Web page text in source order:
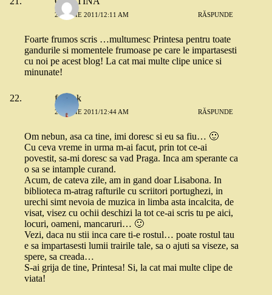
20 IULIE 2011/12:11 AM RĂSPUNDE
Foarte frumos scris …multumesc Printesa pentru toate
gandurile si momentele frumoase pe care le impartasesti
cu noi pe acest blog! La cat mai multe clipe unice si
minunate!
frmshk
20 IULIE 2011/12:44 AM RĂSPUNDE
Om nebun, asa ca tine, imi doresc si eu sa fiu… 🙂
Cu ceva vreme in urma m-ai facut, prin tot ce-ai
povestit, sa-mi doresc sa vad Praga. Inca am sperante ca
o sa se intample curand.
Acum, de cateva zile, am in gand doar Lisabona. In
biblioteca m-atrag rafturile cu scriitori portughezi, in
urechi simt nevoia de muzica in limba asta incalcita, de
visat, visez cu ochii deschizi la tot ce-ai scris tu pe aici,
locuri, oameni, mancaruri… 🙂
Vezi, daca nu stii inca care ti-e rostul… poate rostul tau
e sa impartasesti lumii trairile tale, sa o ajuti sa viseze, sa
spere, sa creada…
S-ai grija de tine, Printesa! Si, la cat mai multe clipe de
viata!